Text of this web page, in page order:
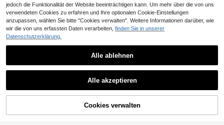
JETZT EINKAUFEN
jedoch die Funktionalität der Website beeinträchtigen kann. Um mehr über die von uns
verwendeten Cookies zu erfahren und Ihre optionalen Cookie-Einstellungen
anzupassen, wählen Sie bitte "Cookies verwalten". Weitere Informationen darüber, wie
wir die von uns erfassten Daten verarbeiten, finden Sie in unserer
Datenschutzerklärung.
Alle ablehnen
Alle akzeptieren
Cookies verwalten